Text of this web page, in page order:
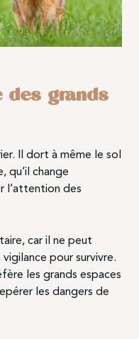
des grands
Il dort à même le sol
qu’il change
l’attention des
car il ne peut
pour survivre.
les grands espaces
les dangers de